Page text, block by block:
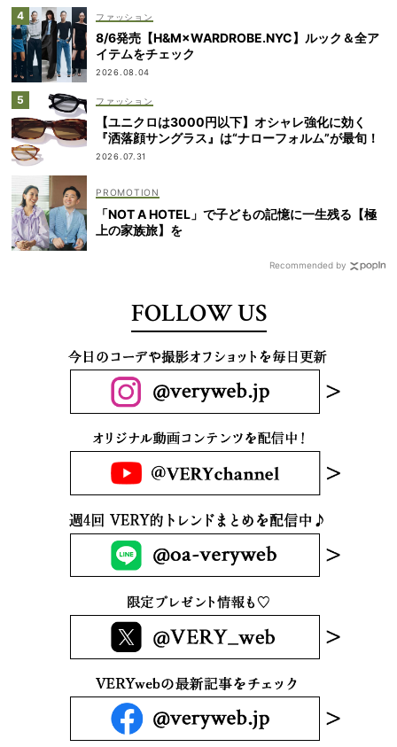
ファッション
8/6発売【H&M×WARDROBE.NYC】ルック＆全ア
イテムをチェック
2026.08.04
ファッション
【ユニクロは3000円以下】オシャレ強化に効く
『洒落顔サングラス』は“ナローフォルム”が最旬！
2026.07.31
「NOT A HOTEL」で子どもの記憶に一生残る【極
上の家族旅】を
Recommended by
FOLLOW US